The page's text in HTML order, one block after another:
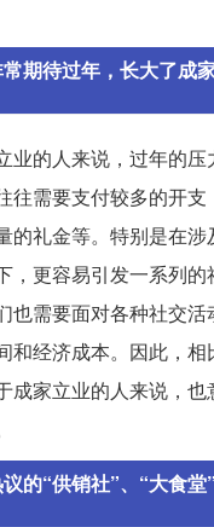
期待过年，长大了成
业的人来说，过年的
往需要支付较多的开
的礼金等。特别是在
，更容易引发一系列的
也需要面对各种社交
和经济成本。因此，
成家立业的人来说，
的“供销社”、“大食